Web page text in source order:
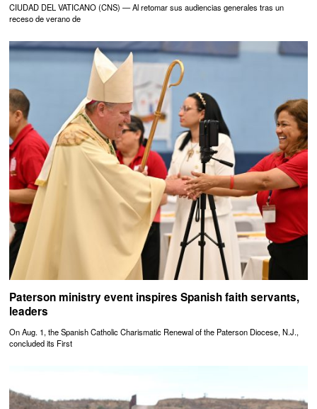
CIUDAD DEL VATICANO (CNS) — Al retomar sus audiencias generales tras un
receso de verano de
Paterson ministry event inspires Spanish faith servants,
leaders
On Aug. 1, the Spanish Catholic Charismatic Renewal of the Paterson Diocese, N.J.,
concluded its First